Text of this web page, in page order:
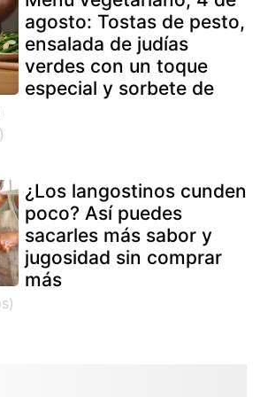
agosto: Tostas de pesto,
ensalada de judías
verdes con un toque
especial y sorbete de
¿Los langostinos cunden
poco? Así puedes
sacarles más sabor y
jugosidad sin comprar
más